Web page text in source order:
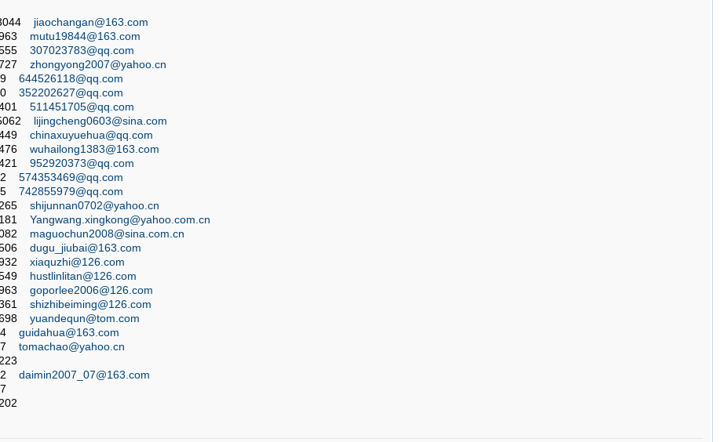
jiaochangan@163.com
mutu19844@163.com
307023783@qq.com
zhongyong2007@yahoo.cn
644526118@qq.com
352202627@qq.com
511451705@qq.com
lijingcheng0603@sina.com
chinaxuyuehua@qq.com
wuhailong1383@163.com
952920373@qq.com
574353469@qq.com
742855979@qq.com
shijunnan0702@yahoo.cn
Yangwang.xingkong@yahoo.com.cn
maguochun2008@sina.com.cn
dugu_jiubai@163.com
xiaquzhi@126.com
hustlinlitan@126.com
goporlee2006@126.com
shizhibeiming@126.com
yuandequn@tom.com
guidahua@163.com
tomachao@yahoo.cn
daimin2007_07@163.com